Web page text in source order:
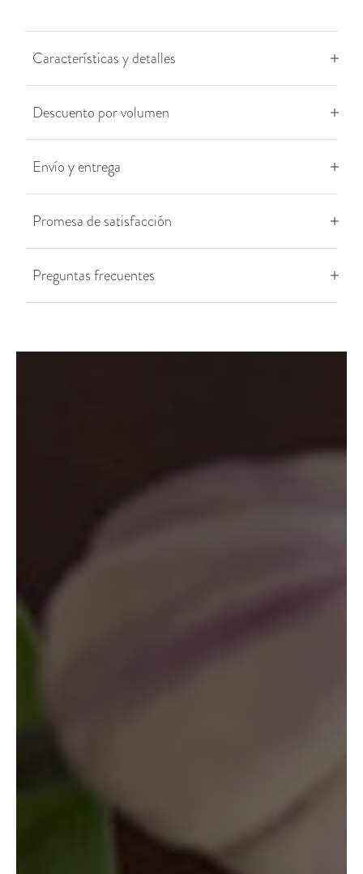
Características y detalles
Descuento por volumen
Envío y entrega
Promesa de satisfacción
Preguntas frecuentes